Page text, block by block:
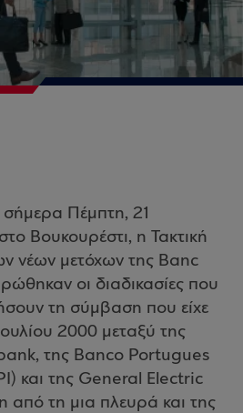
Πέμπτη, 21
Βουκουρέστι, η Τακτική
νέων μετόχων της Banc
οι διαδικασίες που
τη σύμβαση που είχε
2000 μεταξύ της
της Banco Portugues
και της General Electric
τη μια πλευρά και της